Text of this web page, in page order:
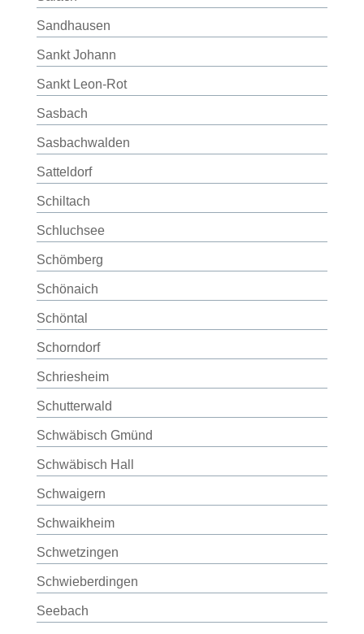
Sandhausen
Sankt Johann
Sankt Leon-Rot
Sasbach
Sasbachwalden
Satteldorf
Schiltach
Schluchsee
Schömberg
Schönaich
Schöntal
Schorndorf
Schriesheim
Schutterwald
Schwäbisch Gmünd
Schwäbisch Hall
Schwaigern
Schwaikheim
Schwetzingen
Schwieberdingen
Seebach